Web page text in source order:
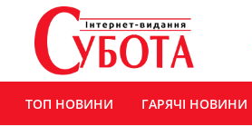
ТОП НОВИНИ ГАРЯЧІ НОВИНИ